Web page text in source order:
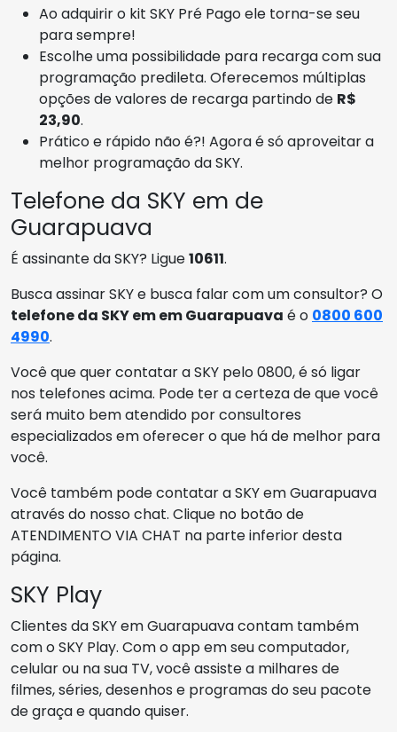
Ao adquirir o kit SKY Pré Pago ele torna-se seu
para sempre!
Escolhe uma possibilidade para recarga com sua
programação predileta. Oferecemos múltiplas
opções de valores de recarga partindo de R$
23,90.
Prático e rápido não é?! Agora é só aproveitar a
melhor programação da SKY.
Telefone da SKY em de
Guarapuava
É assinante da SKY? Ligue10611.
Busca assinar SKY e busca falar com um consultor? O
telefone da SKY em em Guarapuava é o 0800 600
4990.
Você que quer contatar a SKY pelo 0800, é só ligar
nos telefones acima. Pode ter a certeza de que você
será muito bem atendido por consultores
especializados em oferecer o que há de melhor para
você.
Você também pode contatar a SKY em Guarapuava
através do nosso chat. Clique no botão de
ATENDIMENTO VIA CHAT na parte inferior desta
página.
SKY Play
Clientes da SKY em Guarapuava contam também
com o SKY Play. Com o app em seu computador,
celular ou na sua TV, você assiste a milhares de
filmes, séries, desenhos e programas do seu pacote
de graça e quando quiser.